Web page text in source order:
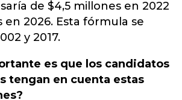
de $4,5 millones en 2022
en 2026. Esta fórmula se
y 2017.
es que los candidatos
tengan en cuenta estas